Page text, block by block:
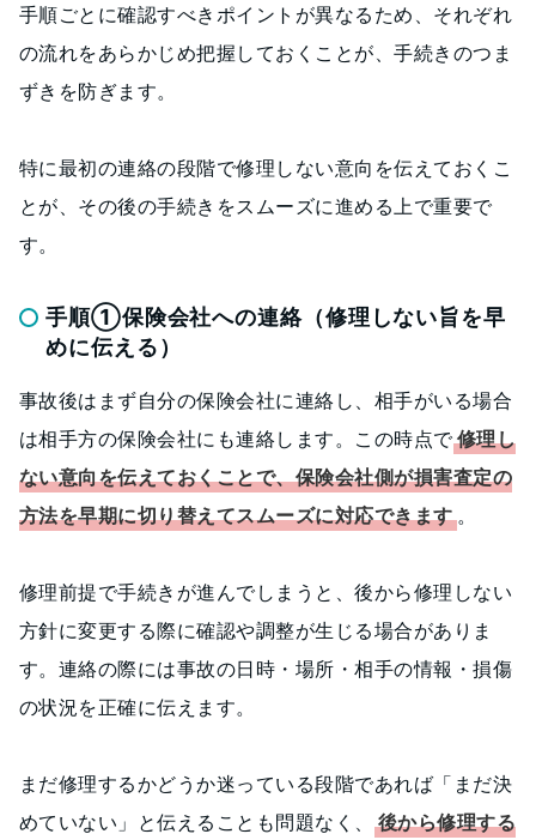
手順ごとに確認すべきポイントが異なるため、それぞれ
の流れをあらかじめ把握しておくことが、手続きのつま
ずきを防ぎます。
特に最初の連絡の段階で修理しない意向を伝えておくこ
とが、その後の手続きをスムーズに進める上で重要で
す。
手順①保険会社への連絡（修理しない旨を早
めに伝える）
事故後はまず自分の保険会社に連絡し、相手がいる場合
は相手方の保険会社にも連絡します。この時点で修理し
ない意向を伝えておくことで、保険会社側が損害査定の
方法を早期に切り替えてスムーズに対応できます。
修理前提で手続きが進んでしまうと、後から修理しない
方針に変更する際に確認や調整が生じる場合がありま
す。連絡の際には事故の日時・場所・相手の情報・損傷
の状況を正確に伝えます。
まだ修理するかどうか迷っている段階であれば「まだ決
めていない」と伝えることも問題なく、
後から修理する